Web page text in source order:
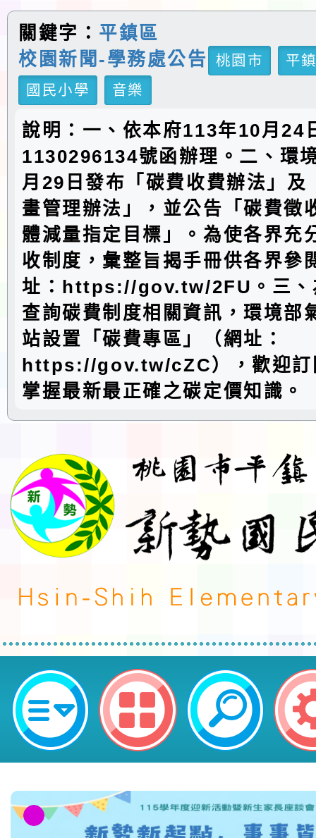
關鍵字： 平鎮區
校園新聞-學務處公告
桃園市
平
國民小學
音樂
說明：一、依本府113年10月24
1130296134號函辦理。二、環
月29日發布「碳費收費辦法」及
畫管理辦法」，並公告「碳費徵
體減量指定目標」。為使各界充
收制度，彙整旨揭手冊供各界參
址：https://gov.tw/2FU。三、
查詢碳費制度相關資訊，環境部
站設置「碳費專區」（網址：
https://gov.tw/cZC），歡迎訂
掌握最新最正確之碳定價知識。
neilctes網站設計者：徐嘉裕